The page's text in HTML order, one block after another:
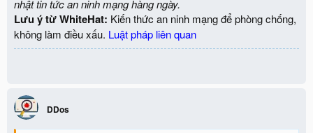
nhật tin tức an ninh mạng hàng ngày.
Lưu ý từ WhiteHat: Kiến thức an ninh mạng để phòng chống,
không làm điều xấu. Luật pháp liên quan
DDos